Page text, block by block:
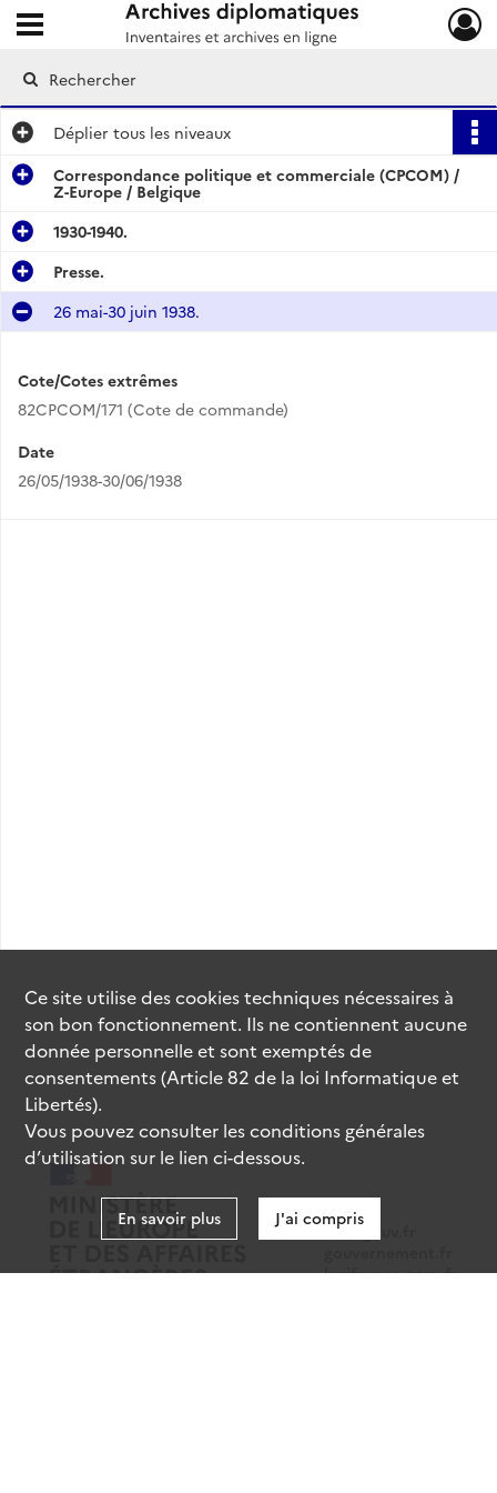
Archives diplomatiques
Ouvrir le menu déroulant
Déplier tous les niveaux
Correspondance politique et commerciale (CPCOM) /
Z-Europe / Belgique
1930-1940.
Presse.
26 mai-30 juin 1938.
Cote/Cotes extrêmes
82CPCOM/171 (Cote de commande)
Date
26/05/1938-30/06/1938
data.gouv.fr
legifrance.gouv.fr
Ce site utilise descookiestechniques nécessaires à
son bon fonctionnement. Ils ne contiennent aucune
donnée personnelle et sont exemptés de
consentements (Article 82 de la loi Informatique et
Libertés).
Vous pouvez consulter les conditions générales
d’utilisation sur le lien ci-dessous.
En savoir plus J'ai compris